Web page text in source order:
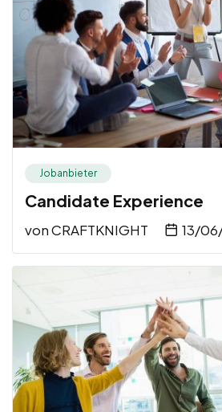
Jobanbieter
Candidate Experience
vonCRAFTKNIGHT 13/